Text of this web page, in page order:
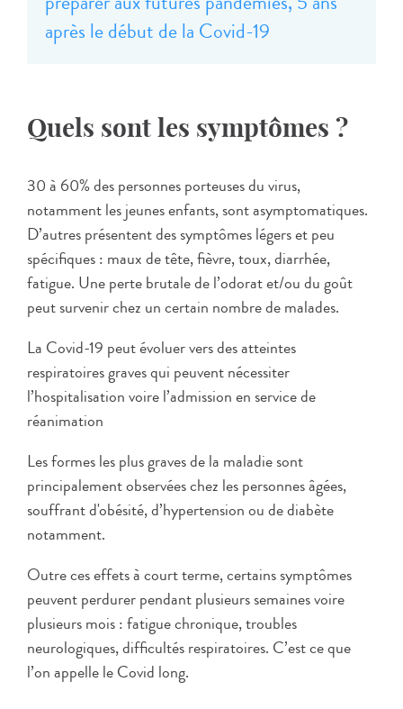
après le début de la Covid-19
Quels sont les symptômes ?
30 à 60% des personnes porteuses du virus,
notamment les jeunes enfants, sont asymptomatiques.
D’autres présentent des symptômes légers et peu
spécifiques : maux de tête, fièvre, toux, diarrhée,
fatigue. Une perte brutale de l’odorat et/ou du goût
peut survenir chez un certain nombre de malades.
La Covid-19 peut évoluer vers des atteintes
respiratoires graves qui peuvent nécessiter
l’hospitalisation voire l’admission en service de
réanimation
Les formes les plus graves de la maladie sont
principalement observées chez les personnes âgées,
souffrant d'obésité, d’hypertension ou de diabète
notamment.
Outre ces effets à court terme, certains symptômes
peuvent perdurer pendant plusieurs semaines voire
plusieurs mois : fatigue chronique, troubles
neurologiques, difficultés respiratoires. C’est ce que
l’on appelle le Covid long.